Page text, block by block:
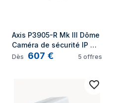
Axis P3905-R Mk III Dôme
Caméra de sécurité IP
Intérieure 1920 x 1080
Dès 607 € 5 offres